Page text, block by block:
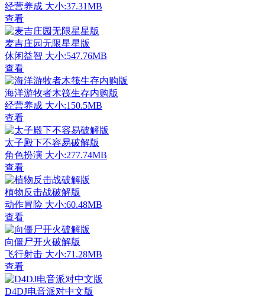
经营养成 大小:37.31MB
查看
麦吉庄园无限星星版
休闲益智 大小:547.76MB
查看
海洋游牧者木筏生存内购版
经营养成 大小:150.5MB
查看
太子殿下不容易破解版
角色扮演 大小:277.74MB
查看
植物反击战破解版
动作冒险 大小:60.48MB
查看
向僵尸开火破解版
飞行射击 大小:71.28MB
查看
D4DJ电音派对中文版